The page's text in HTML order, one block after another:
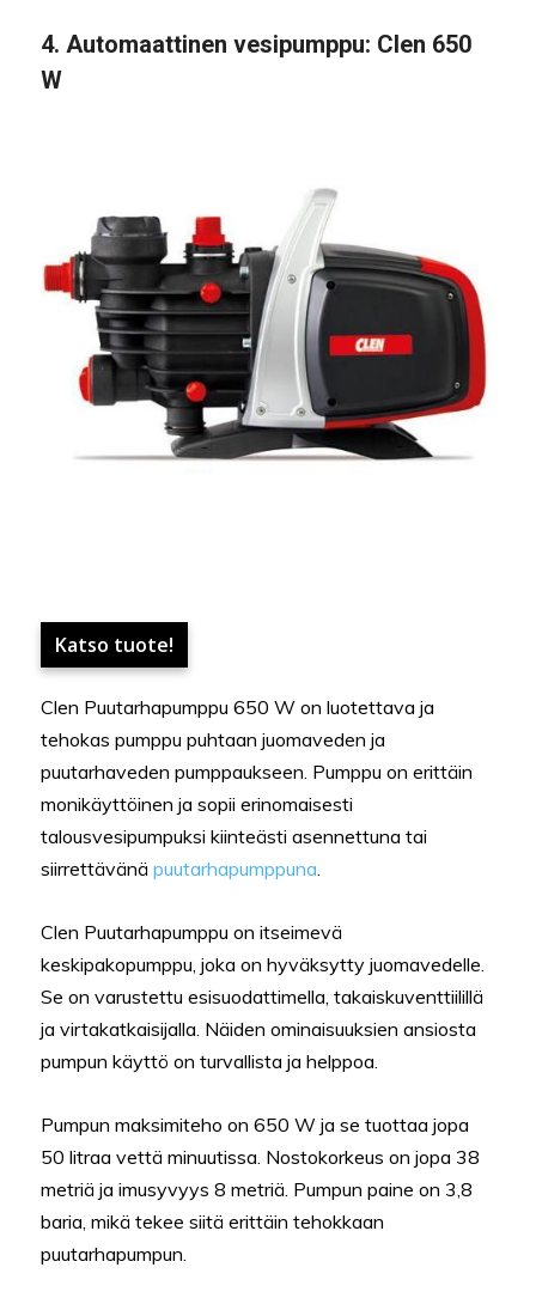
4. Automaattinen vesipumppu: Clen 650
W
Katso tuote!
Clen Puutarhapumppu 650 W on luotettava ja
tehokas pumppu puhtaan juomaveden ja
puutarhaveden pumppaukseen. Pumppu on erittäin
monikäyttöinen ja sopii erinomaisesti
talousvesipumpuksi kiinteästi asennettuna tai
siirrettävänä puutarhapumppuna
Clen Puutarhapumppu on itseimevä
keskipakopumppu, joka on hyväksytty juomavedelle.
Se on varustettu esisuodattimella, takaiskuventtiilillä
ja virtakatkaisijalla. Näiden ominaisuuksien ansiosta
pumpun käyttö on turvallista ja helppoa.
Pumpun maksimiteho on 650 W ja se tuottaa jopa
50 litraa vettä minuutissa. Nostokorkeus on jopa 38
metriä ja imusyvyys 8 metriä. Pumpun paine on 3,8
baria, mikä tekee siitä erittäin tehokkaan
puutarhapumpun.